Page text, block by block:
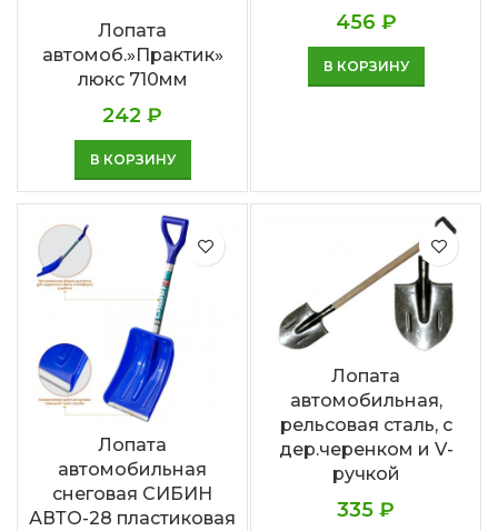
Лопата
автомоб.»Практик»
люкс 710мм
242 ₽
В КОРЗИНУ
456 ₽
В КОРЗИНУ
Лопата
автомобильная
снеговая СИБИН
АВТО-28 пластиковая
Лопата
автомобильная,
рельсовая сталь, с
дер.черенком и V-
ручкой
335 ₽